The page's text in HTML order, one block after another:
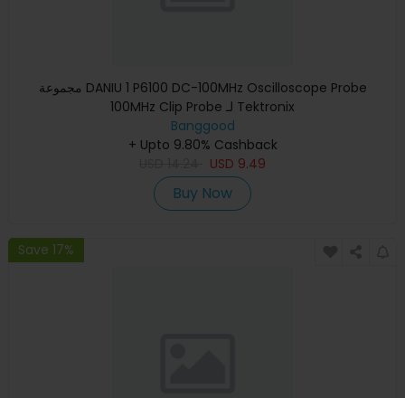
مجموعة DANIU 1 P6100 DC-100MHz Oscilloscope Probe
100MHz Clip Probe لـ Tektronix
Banggood
+ Upto 9.80% Cashback
USD 9.49
Buy Now
Save 17%